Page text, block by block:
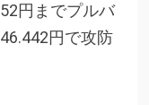
円までプルバ
円で攻防